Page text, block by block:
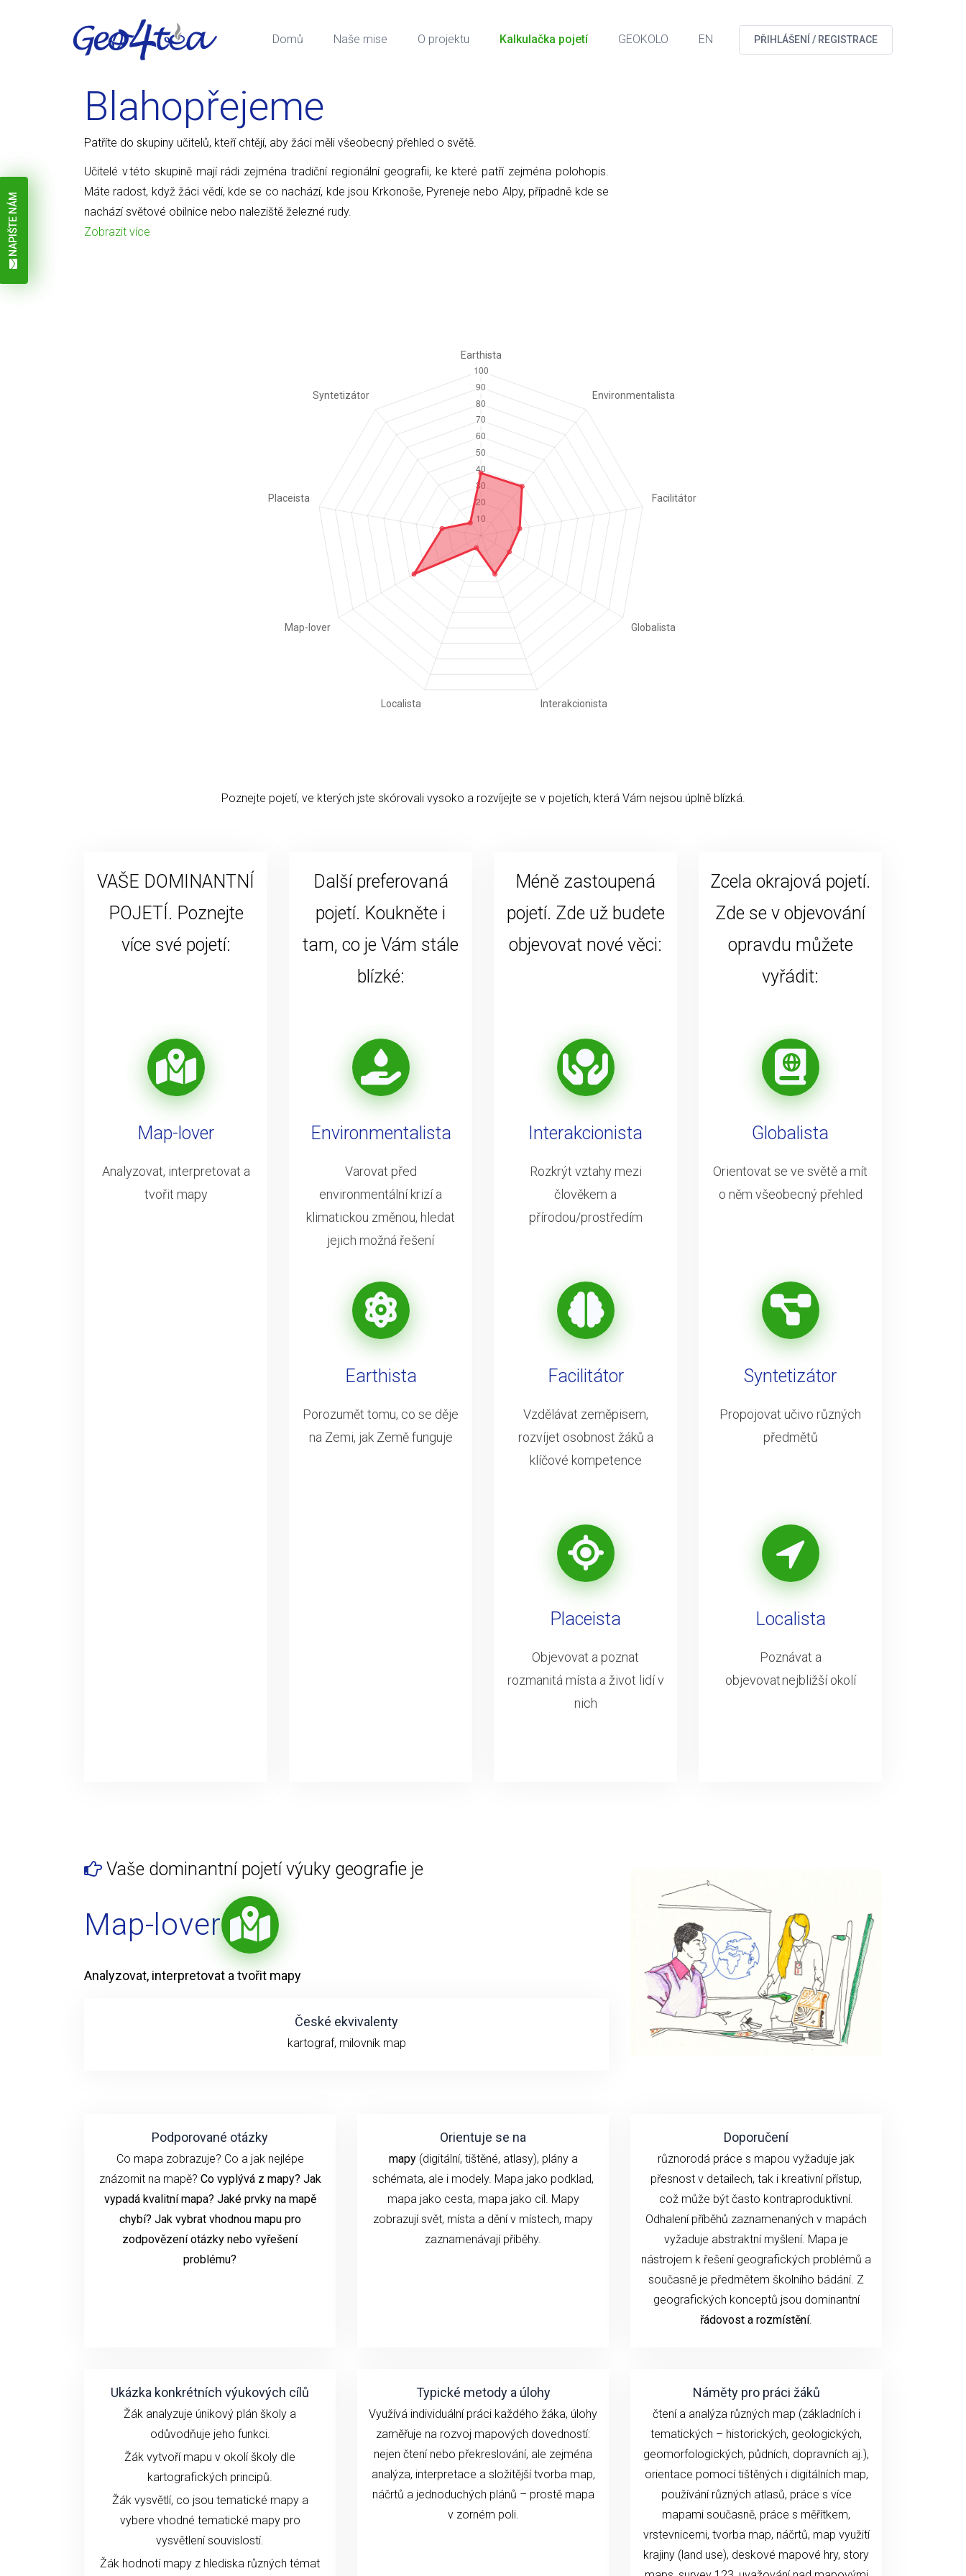
Domů Naše mise O projektu Kalkulačka pojetí GEOKOLO EN PŘIHLÁŠENÍ / REGISTRACE
NAPIŠTE NÁM
Blahopřejeme
Patříte do skupiny učitelů, kteří chtějí, aby žáci měli všeobecný přehled o světě.
Učitelé v této skupině mají rádi zejména tradiční regionální geografii, ke které patří zejména polohopis.
Máte radost, když žáci vědí, kde se co nachází, kde jsou Krkonoše, Pyreneje nebo Alpy, případně kde se
nachází světové obilnice nebo naleziště železné rudy.
Zobrazit více
Poznejte pojetí, ve kterých jste skórovali vysoko a rozvíjejte se v pojetích, která Vám nejsou úplně blízká.
VAŠE DOMINANTNÍ
POJETÍ. Poznejte
více své pojetí:
Map-lover
Analyzovat, interpretovat a
tvořit mapy
Další preferovaná
pojetí. Koukněte i
tam, co je Vám stále
blízké:
Environmentalista
Varovat před
environmentální krizí a
klimatickou změnou, hledat
jejich možná řešení
Earthista
Porozumět tomu, co se děje
na Zemi, jak Země funguje
Méně zastoupená
pojetí. Zde už budete
objevovat nové věci:
Interakcionista
Rozkrýt vztahy mezi
člověkem a
přírodou/prostředím
Facilitátor
Vzdělávat zeměpisem,
rozvíjet osobnost žáků a
klíčové kompetence
Placeista
Objevovat a poznat
rozmanitá místa a život lidí v
nich
Zcela okrajová pojetí.
Zde se v objevování
opravdu můžete
vyřádit:
Globalista
Orientovat se ve světě a mít
o něm všeobecný přehled
Syntetizátor
Propojovat učivo různých
předmětů
Localista
Poznávat a
objevovat nejbližší okolí
Vaše dominantní pojetí výuky geografie je
Map-lover
Analyzovat, interpretovat a tvořit mapy
České ekvivalenty
kartograf, milovník map
Podporované otázky
Co mapa zobrazuje? Co a jak nejlépe
znázornit na mapě? Co vyplývá z mapy? Jak
vypadá kvalitní mapa? Jaké prvky na mapě
chybí? Jak vybrat vhodnou mapu pro
zodpovězení otázky nebo vyřešení
problému?
Orientuje se na
mapy(digitální, tištěné, atlasy), plány a
schémata, ale i modely. Mapa jako podklad,
mapa jako cesta, mapa jako cíl. Mapy
zobrazují svět, místa a dění v místech, mapy
zaznamenávají příběhy.
Doporučení
různorodá práce s mapou vyžaduje jak
přesnost v detailech, tak i kreativní přístup,
což může být často kontraproduktivní.
Odhalení příběhů zaznamenaných v mapách
vyžaduje abstraktní myšlení. Mapa je
nástrojem k řešení geografických problémů a
současně je předmětem školního bádání. Z
geografických konceptů jsou dominantní
řádovost a rozmístění.
Ukázka konkrétních výukových cílů
Žák analyzuje únikový plán školy a
odůvodňuje jeho funkci.
Žák vytvoří mapu v okolí školy dle
kartografických principů.
Žák vysvětlí, co jsou tematické mapy a
vybere vhodné tematické mapy pro
vysvětlení souvislostí.
Žák hodnotí mapy z hlediska různých témat
Typické metody a úlohy
Využívá individuální práci každého žáka, úlohy
zaměřuje na rozvoj mapových dovedností:
nejen čtení nebo překreslování, ale zejména
analýza, interpretace a složitější tvorba map,
náčrtů a jednoduchých plánů – prostě mapa
v zorném poli.
Náměty pro práci žáků
čtení a analýza různých map (základních i
tematických – historických, geologických,
geomorfologických, půdních, dopravních aj.),
orientace pomocí tištěných i digitálních map,
používání různých atlasů, práce s více
mapami současně, práce s měřítkem,
vrstevnicemi, tvorba map, náčrtů, map využití
krajiny (land use), deskové mapové hry, story